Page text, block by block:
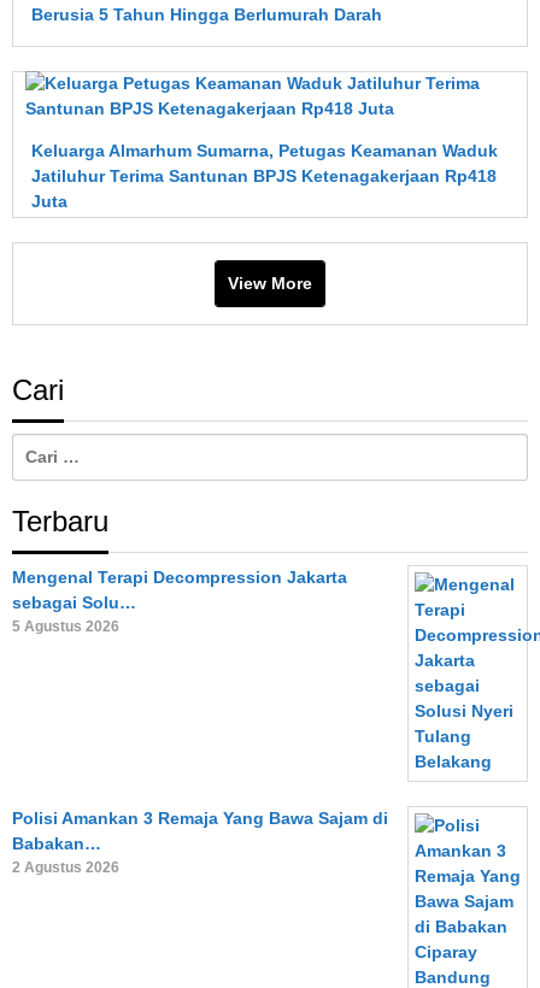
Berusia 5 Tahun Hingga Berlumurah Darah
Keluarga Almarhum Sumarna, Petugas Keamanan Waduk
Jatiluhur Terima Santunan BPJS Ketenagakerjaan Rp418
Juta
View More
Cari
Terbaru
Mengenal Terapi Decompression Jakarta
sebagai Solu…
5 Agustus 2026
Polisi Amankan 3 Remaja Yang Bawa Sajam di
Babakan…
2 Agustus 2026